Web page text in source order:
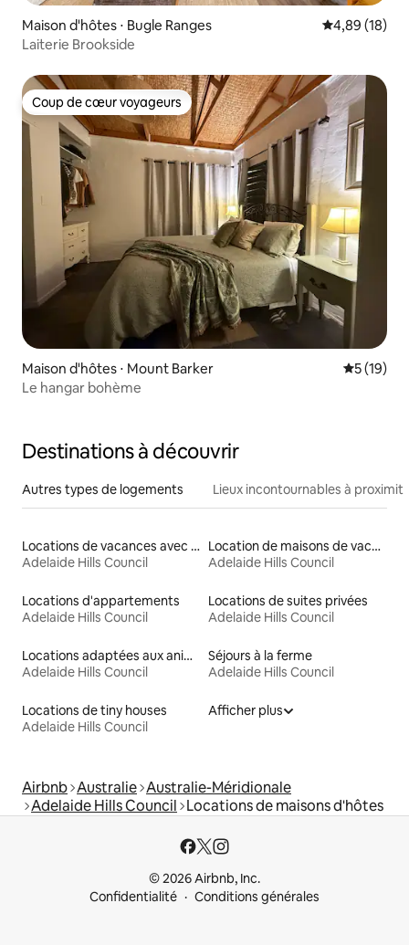
Maison d'hôtes ⋅ Bugle Ranges Évaluation
4,89 (18)
Laiterie Brookside
Coup de cœur voyageurs
Coup de cœur voyageurs
Maison d'hôtes ⋅ Mount Barker
5 (19)
Le hangar bohème
Destinations à découvrir
Autres types de logements Lieux incontournables à
Locations de vacances avec piscine
Adelaide Hills Council
Location de maisons de vacances
Adelaide Hills Council
Locations d'appartements
Adelaide Hills Council
Locations de suites privées
Adelaide Hills Council
Locations adaptées aux animaux
Adelaide Hills Council
Séjours à la ferme
Adelaide Hills Council
Locations de tiny houses
Adelaide Hills Council
Afficher plus
Airbnb Australie Australie-Méridionale
Adelaide Hills Council Locations de maisons d'hôtes
© 2026 Airbnb, Inc.
Confidentialité
Conditions générales